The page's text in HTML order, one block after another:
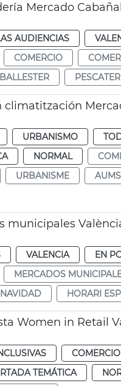
Mercado Cabañal
AUDIENCIAS
COMERCIO
URBANISMO
NORMAL
URBANISME
municipales
VALENCIA
EN
MERCADOS
NAVIDAD HORARI
Women in Retail
COMERCIO
TEMÁTICA